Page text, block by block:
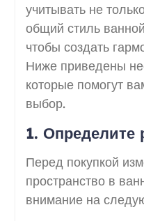
учитывать не
общий стиль
чтобы создать
Ниже приведены
которые помогут
выбор.
1. Определите
Перед покупкой
пространство в
внимание на